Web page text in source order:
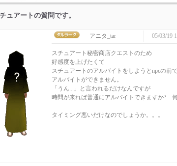
ュアートの質問です。
アニタ_tar 05/03/19
スチュアート秘密商店クエストのため
好感度を上げたくて
スチュアートのアルバイトをしようとnpcの
アルバイトができません。
「うん...」と言われるだけなんですが
時間が来れば普通にアルバイトできますか?
タイミング悪いだけなのでしょうか。。。